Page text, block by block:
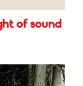
of sound